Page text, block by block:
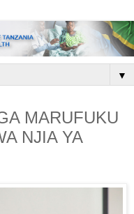
▼
MARUFUKU
NJIA YA